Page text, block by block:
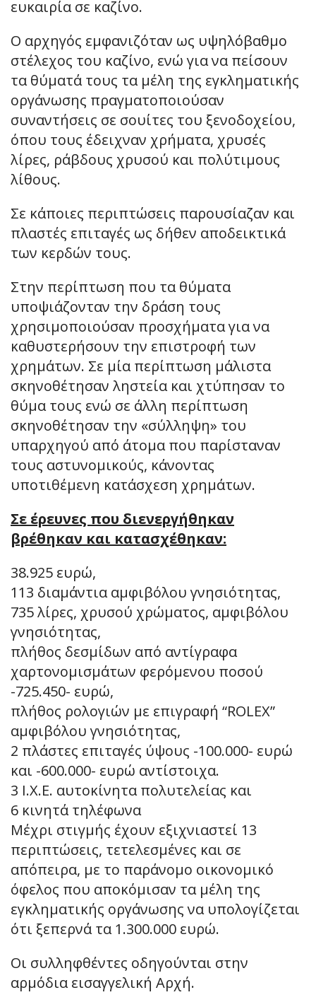
ευκαιρία σε καζίνο.
Ο αρχηγός εμφανιζόταν ως υψηλόβαθμο
στέλεχος του καζίνο, ενώ για να πείσουν
τα θύματά τους τα μέλη της εγκληματικής
οργάνωσης πραγματοποιούσαν
συναντήσεις σε σουίτες του ξενοδοχείου,
όπου τους έδειχναν χρήματα, χρυσές
λίρες, ράβδους χρυσού και πολύτιμους
λίθους.
Σε κάποιες περιπτώσεις παρουσίαζαν και
πλαστές επιταγές ως δήθεν αποδεικτικά
των κερδών τους.
Στην περίπτωση που τα θύματα
υποψιάζονταν την δράση τους
χρησιμοποιούσαν προσχήματα για να
καθυστερήσουν την επιστροφή των
χρημάτων. Σε μία περίπτωση μάλιστα
σκηνοθέτησαν ληστεία και χτύπησαν το
θύμα τους ενώ σε άλλη περίπτωση
σκηνοθέτησαν την «σύλληψη» του
υπαρχηγού από άτομα που παρίσταναν
τους αστυνομικούς, κάνοντας
υποτιθέμενη κατάσχεση χρημάτων.
Σε έρευνες που διενεργήθηκαν
βρέθηκαν και κατασχέθηκαν:
38.925 ευρώ,
113 διαμάντια αμφιβόλου γνησιότητας,
735 λίρες, χρυσού χρώματος, αμφιβόλου
γνησιότητας,
πλήθος δεσμίδων από αντίγραφα
χαρτονομισμάτων φερόμενου ποσού
-725.450- ευρώ,
πλήθος ρολογιών με επιγραφή “ROLEX”
αμφιβόλου γνησιότητας,
2 πλάστες επιταγές ύψους -100.000- ευρώ
και -600.000- ευρώ αντίστοιχα.
3 Ι.Χ.Ε. αυτοκίνητα πολυτελείας και
6 κινητά τηλέφωνα
Μέχρι στιγμής έχουν εξιχνιαστεί 13
περιπτώσεις, τετελεσμένες και σε
απόπειρα, με το παράνομο οικονομικό
όφελος που αποκόμισαν τα μέλη της
εγκληματικής οργάνωσης να υπολογίζεται
ότι ξεπερνά τα 1.300.000 ευρώ.
Οι συλληφθέντες οδηγούνται στην
αρμόδια εισαγγελική Αρχή.